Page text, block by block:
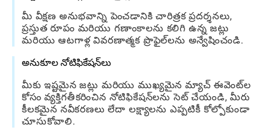
మీ వీక్షణ అనుభవాన్ని పెంచడానికి చారిత్రక ప్రదర్శనలు,
ప్రస్తుత రూపం మరియు గణాంకాలను కలిగి ఉన్న జట్లు
మరియు ఆటగాళ్ల వివరణాత్మక ప్రొఫైల్‌లను అన్వేషించండి.
అనుకూల నోటిఫికేషన్‌లు
మీకు ఇష్టమైన జట్లు మరియు ముఖ్యమైన మ్యాచ్ ఈవెంట్‌ల
కోసం వ్యక్తిగతీకరించిన నోటిఫికేషన్‌లను సెట్ చేయండి, మీరు
కీలకమైన నవీకరణలు లేదా లక్ష్యాలను ఎప్పటికీ కోల్పోకుండా
చూసుకోవాలి.